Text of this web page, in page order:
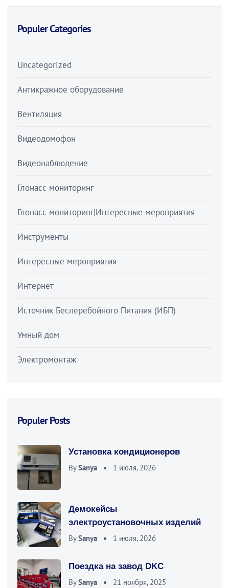
Populer Categories
Uncategorized
Антикражное оборудование
Вентиляция
Видеодомофон
Видеонаблюдение
Глонасс мониторинг
Глонасс мониторинг|Интересные мероприятия
Инструменты
Интересные мероприятия
Интернет
Источник Бесперебойного Питания (ИБП)
Умный дом
Электромонтаж
Populer Posts
Установка кондиционеров
BySanya 1 июля, 2026
Демокейсы
электроустановочных изделий
BySanya 1 июля, 2026
Поездка на завод DKC
BySanya 21 ноября, 2025